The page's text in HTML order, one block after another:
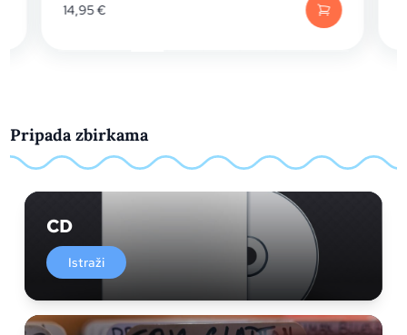
14,95€
Pripada zbirkama
CD
Istraži